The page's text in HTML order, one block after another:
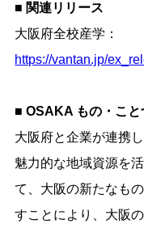
■ 関連リリース
大阪府全校産学：
https://vantan.jp/
■ OSAKA もの・こ
大阪府と企業が連携
魅力的な地域資源を
て、大阪の新たなも
すことにより、大阪